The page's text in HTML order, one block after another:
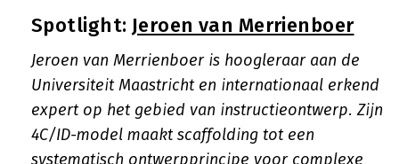
Spotlight: Jeroen van Merrienboer
Jeroen van Merrienboer is hoogleraar aan de
Universiteit Maastricht en internationaal erkend
expert op het gebied van instructieontwerp. Zijn
4C/ID-model maakt scaffolding tot een
systematisch ontwerpprincipe voor complexe